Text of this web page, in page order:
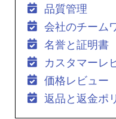
品質管理
会社のチーム
名誉と証明書
カスタマーレ
価格レビュー
返品と返金ポ